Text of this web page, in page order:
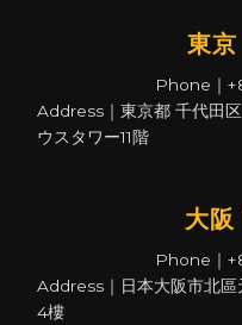
東
Phone｜
Address｜東京都 千代田
ウスタワー11階
大
Phone｜
Address｜日本大阪市北區
4樓